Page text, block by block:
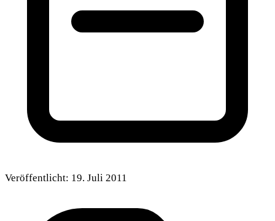
Veröffentlicht: 19. Juli 2011